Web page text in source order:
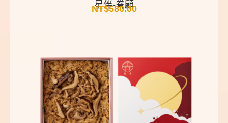
星伴-眷顧
NT$580.00